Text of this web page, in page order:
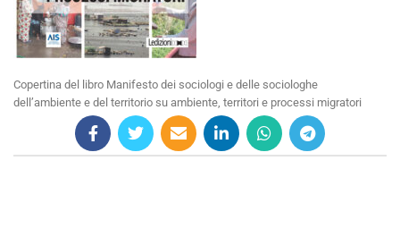
Copertina del libro Manifesto dei sociologi e delle sociologhe
dell’ambiente e del territorio su ambiente, territori e processi migratori